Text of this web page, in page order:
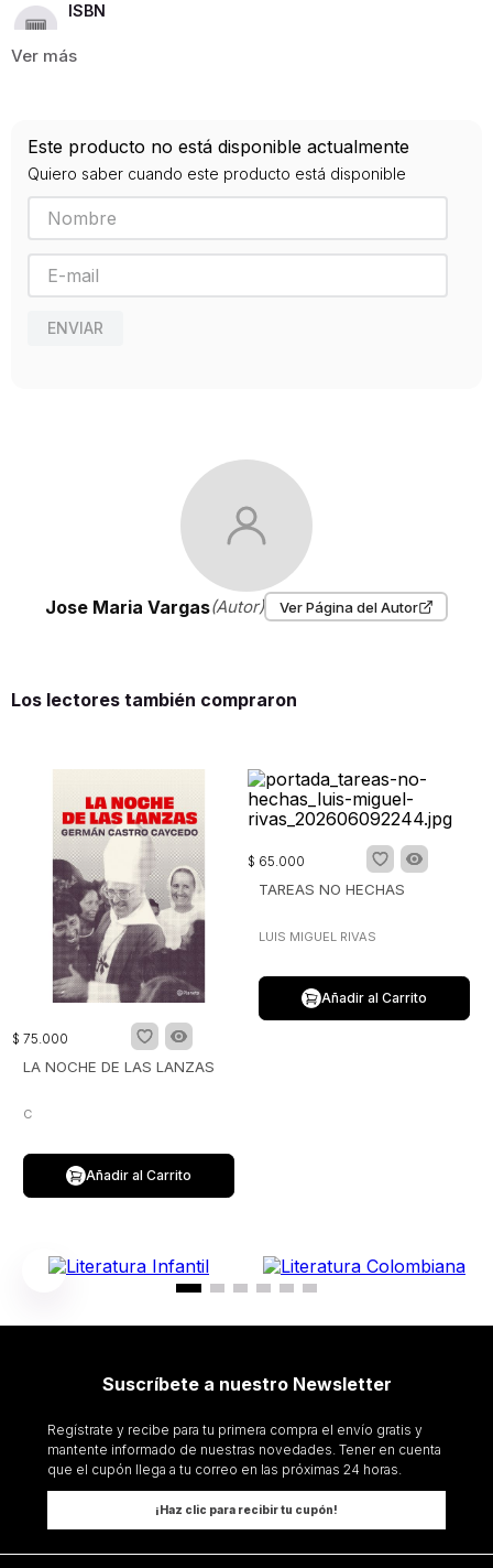
ISBN
Editorial
1999
Este producto no está disponible actualmente
Quiero saber cuando este producto está disponible
ENVIAR
Jose Maria Vargas(Autor) Ver Página del Autor
Los lectores también compraron
$ 75.000
LA NOCHE DE LAS LANZAS
C
Añadir al Carrito
$ 65.000
TAREAS NO HECHAS
LUIS MIGUEL RIVAS
Añadir al Carrito
Suscríbete a nuestro Newsletter
Regístrate y recibe para tu primera compra el envío gratis y
mantente informado de nuestras novedades. Tener en cuenta
que el cupón llega a tu correo en las próximas 24 horas.
¡Haz clic para recibir tu cupón!